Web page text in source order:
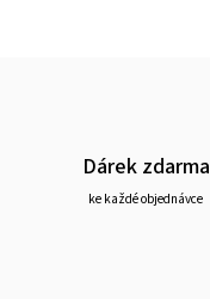
Dárek zdarma
ke každé objednávce